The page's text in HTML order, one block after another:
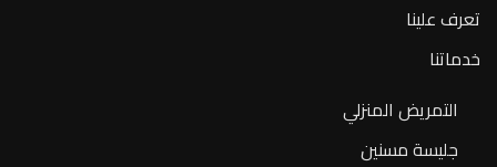
تعرف علينا
خدماتنا
التمريض المنزلي
جليسة مسنين